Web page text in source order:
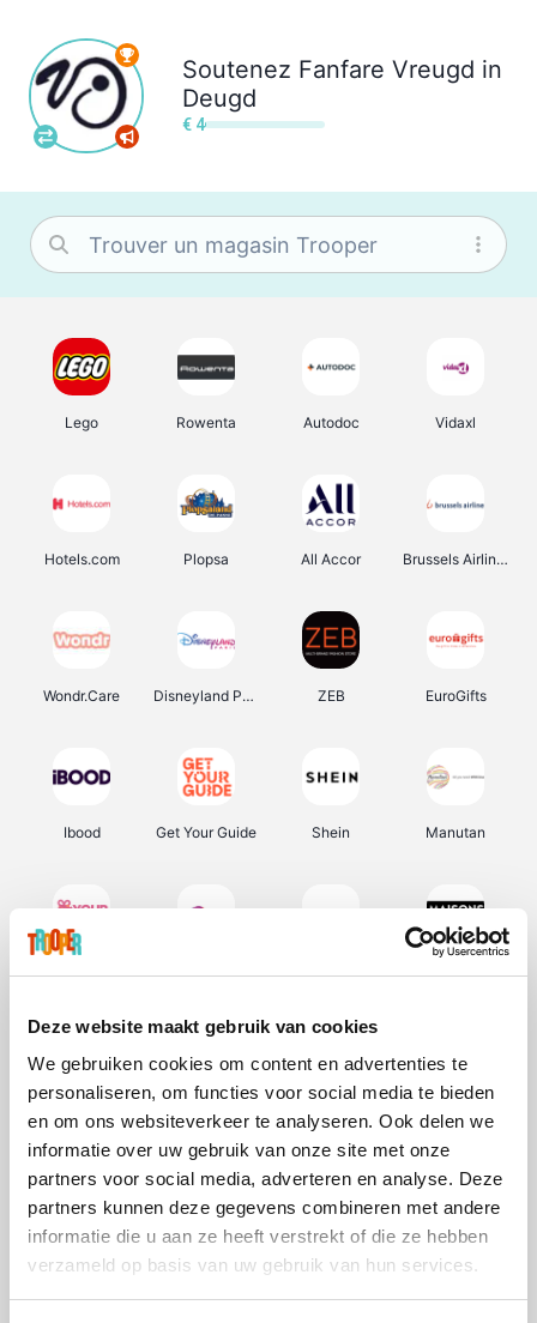
Deze website maakt gebruik van cookies
We gebruiken cookies om content en advertenties te
personaliseren, om functies voor social media te bieden
en om ons websiteverkeer te analyseren. Ook delen we
informatie over uw gebruik van onze site met onze
partners voor social media, adverteren en analyse. Deze
partners kunnen deze gegevens combineren met andere
informatie die u aan ze heeft verstrekt of die ze hebben
verzameld op basis van uw gebruik van hun services.
Soutenez Fanfare Vreugd in
Deugd
€ 4
Lego Rowenta Autodoc Vidaxl
Hotels.com Plopsa All Accor Brussels Airlines
Wondr.Care Disneyland Paris ZEB EuroGifts
Ibood Get Your Guide Shein Manutan
Sarenza Interhome Schiesser Bolt Energie